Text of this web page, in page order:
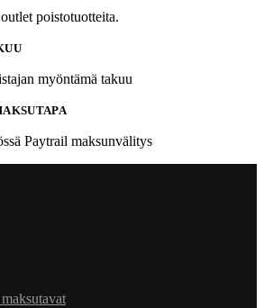
poistotuotteita.
myöntämä takuu
Paytrail maksunvälitys